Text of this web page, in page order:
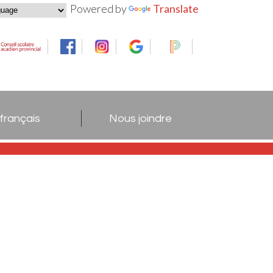
Powered by Translate
Nous joindre